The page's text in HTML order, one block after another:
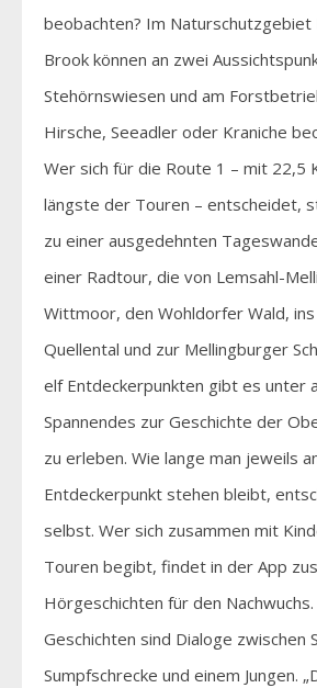
beobachten? Im
Brook können an zwei
Stehörnswiesen und am
Hirsche, Seeadler oder Kraniche
Wer sich für die Route 1 – mit 22,5
längste der Touren – entscheidet,
zu einer ausgedehnten
einer Radtour, die von Lemsahl-
Wittmoor, den Wohldorfer Wald,
Quellental und zur Mellingburger
elf Entdeckerpunkten gibt es unter
Spannendes zur Geschichte der
zu erleben. Wie lange man jeweils
Entdeckerpunkt stehen bleibt,
selbst. Wer sich zusammen mit
Touren begibt, findet in der App
Hörgeschichten für den Nachwuchs.
Geschichten sind Dialoge zwischen
Sumpfschrecke und einem Jungen.